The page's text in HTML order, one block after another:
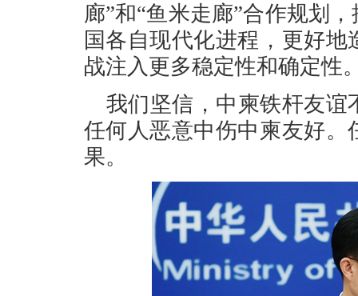
廊”和“鱼米走廊”合作规划
国各自现代化进程，更好
战注入更多稳定性和确定性
我们坚信，中柬铁杆友
任何人恶意中伤中柬友好
果。